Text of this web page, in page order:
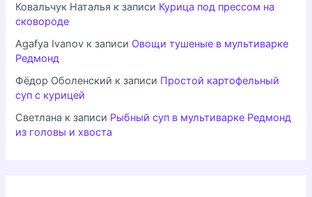
Ковальчук Наталья к записи Курица под прессом на
сковороде
Agafya Ivanov к записи Овощи тушеные в мультиварке
Редмонд
Фёдор Оболенский к записи Простой картофельный
суп с курицей
Светлана к записи Рыбный суп в мультиварке Редмонд
из головы и хвоста